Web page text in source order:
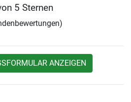
5 Sternen
ANZEIGEN